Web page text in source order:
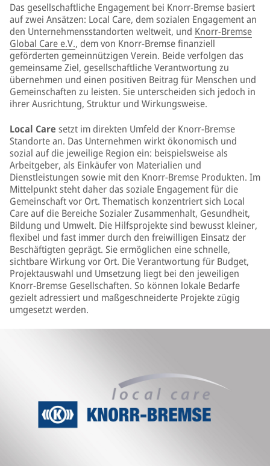
Das gesellschaftliche Engagement bei Knorr-Bremse basiert
auf zwei Ansätzen: Local Care, dem sozialen Engagement an
den Unternehmensstandorten weltweit, und Knorr-Bremse
Global Care e.V., dem von Knorr-Bremse finanziell
geförderten gemeinnützigen Verein. Beide verfolgen das
gemeinsame Ziel, gesellschaftliche Verantwortung zu
übernehmen und einen positiven Beitrag für Menschen und
Gemeinschaften zu leisten. Sie unterscheiden sich jedoch in
ihrer Ausrichtung, Struktur und Wirkungsweise.
Local Care setzt im direkten Umfeld der Knorr‑Bremse
Standorte an. Das Unternehmen wirkt ökonomisch und
sozial auf die jeweilige Region ein: beispielsweise als
Arbeitgeber, als Einkäufer von Materialien und
Dienstleistungen sowie mit den Knorr-Bremse Produkten. Im
Mittelpunkt steht daher das soziale Engagement für die
Gemeinschaft vor Ort. Thematisch konzentriert sich Local
Care auf die Bereiche Sozialer Zusammenhalt, Gesundheit,
Bildung und Umwelt. Die Hilfsprojekte sind bewusst kleiner,
flexibel und fast immer durch den freiwilligen Einsatz der
Beschäftigten geprägt. Sie ermöglichen eine schnelle,
sichtbare Wirkung vor Ort. Die Verantwortung für Budget,
Projektauswahl und Umsetzung liegt bei den jeweiligen
Knorr‑Bremse Gesellschaften. So können lokale Bedarfe
gezielt adressiert und maßgeschneiderte Projekte zügig
umgesetzt werden.